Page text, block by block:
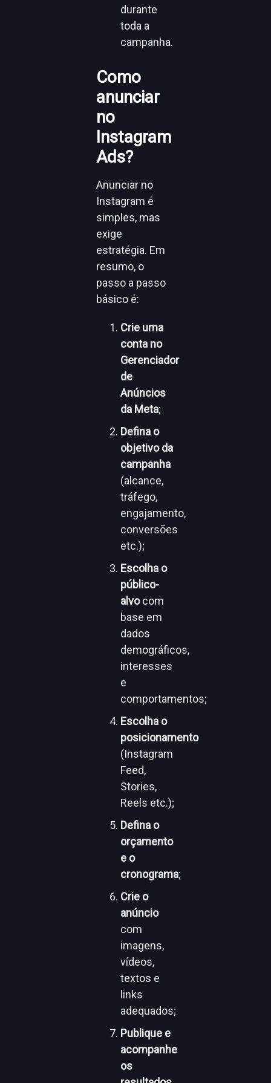
durante
toda a
campanha.
Como
anunciar
no
Instagram
Ads?
Anunciar no
Instagram é
simples, mas
exige
estratégia. Em
resumo, o
passo a passo
básico é:
Crie uma
conta no
Gerenciador
de
Anúncios
da Meta;
Defina o
objetivo da
campanha
(alcance,
tráfego,
engajamento,
conversões
etc.);
Escolha o
público-
alvocom
base em
dados
demográficos,
interesses
e
comportamentos;
Escolha o
posicionamento
(Instagram
Feed,
Stories,
Reels etc.);
Defina o
orçamento
e o
cronograma;
Crie o
anúncio
com
imagens,
vídeos,
textos e
links
adequados;
Publique e
acompanhe
os